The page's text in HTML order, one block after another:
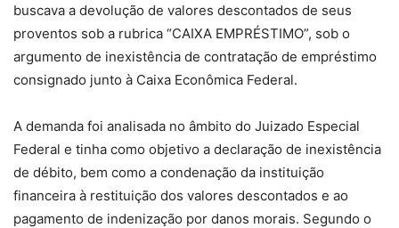
buscava a devolução de valores descontados de seus
proventos sob a rubrica “CAIXA EMPRÉSTIMO”, sob o
argumento de inexistência de contratação de empréstimo
consignado junto à Caixa Econômica Federal.
A demanda foi analisada no âmbito do Juizado Especial
Federal e tinha como objetivo a declaração de inexistência
de débito, bem como a condenação da instituição
financeira à restituição dos valores descontados e ao
pagamento de indenização por danos morais. Segundo o